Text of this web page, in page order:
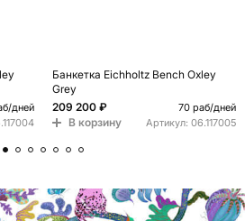
дней
Банкетка Eichholtz Bench Oxley
Grey
209 200 ₽
70 раб/дней
В корзину Артикул: 06.117005